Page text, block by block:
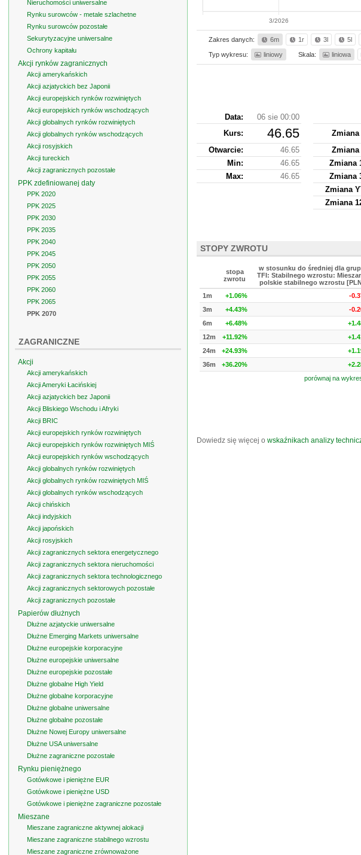
3/2026
Zakres danych: 6m 1r 3l 5l
Typ wykresu: liniowy Skala: liniowa
Data:
06 sie 00:00
Kurs: 46.65
Otwarcie:
46.65
Min:
46.65
Max:
46.65
Zmiana
Zmiana
Zmiana
Zmiana
Zmiana
Zmiana
STOPY ZWROTU
stopa
zwrotu
w stosunku do średniej dla
TFI: Stabilnego wzrostu:
polskie stabilnego wzrostu
1m
+1.06%
-
3m
+4.43%
-
6m
+6.48%
12m
+11.92%
24m
+24.93%
36m
+36.20%
porównaj na
Dowiedz się więcej o wskaźnikach analizy
Nieruchomości uniwersalne
Rynku surowców - metale szlachetne
Rynku surowców pozostałe
Sekurytyzacyjne uniwersalne
Ochrony kapitału
Akcji rynków zagranicznych
Akcji amerykańskich
Akcji azjatyckich bez Japonii
Akcji europejskich rynków rozwiniętych
Akcji europejskich rynków wschodzących
Akcji globalnych rynków rozwiniętych
Akcji globalnych rynków wschodzących
Akcji rosyjskich
Akcji tureckich
Akcji zagranicznych pozostałe
PPK zdefiniowanej daty
PPK 2020
PPK 2025
PPK 2030
PPK 2035
PPK 2040
PPK 2045
PPK 2050
PPK 2055
PPK 2060
PPK 2065
PPK 2070
ZAGRANICZNE
Akcji
Akcji amerykańskich
Akcji Ameryki Łacińskiej
Akcji azjatyckich bez Japonii
Akcji Bliskiego Wschodu i Afryki
Akcji BRIC
Akcji europejskich rynków rozwiniętych
Akcji europejskich rynków rozwiniętych MIŚ
Akcji europejskich rynków wschodzących
Akcji globalnych rynków rozwiniętych
Akcji globalnych rynków rozwiniętych MIŚ
Akcji globalnych rynków wschodzących
Akcji chińskich
Akcji indyjskich
Akcji japońskich
Akcji rosyjskich
Akcji zagranicznych sektora energetycznego
Akcji zagranicznych sektora nieruchomości
Akcji zagranicznych sektora technologicznego
Akcji zagranicznych sektorowych pozostałe
Akcji zagranicznych pozostałe
Papierów dłużnych
Dłużne azjatyckie uniwersalne
Dłużne Emerging Markets uniwersalne
Dłużne europejskie korporacyjne
Dłużne europejskie uniwersalne
Dłużne europejskie pozostałe
Dłużne globalne High Yield
Dłużne globalne korporacyjne
Dłużne globalne uniwersalne
Dłużne globalne pozostałe
Dłużne Nowej Europy uniwersalne
Dłużne USA uniwersalne
Dłużne zagraniczne pozostałe
Rynku pieniężnego
Gotówkowe i pieniężne EUR
Gotówkowe i pieniężne USD
Gotówkowe i pieniężne zagraniczne pozostałe
Mieszane
Mieszane zagraniczne aktywnej alokacji
Mieszane zagraniczne stabilnego wzrostu
Mieszane zagraniczne zrównoważone